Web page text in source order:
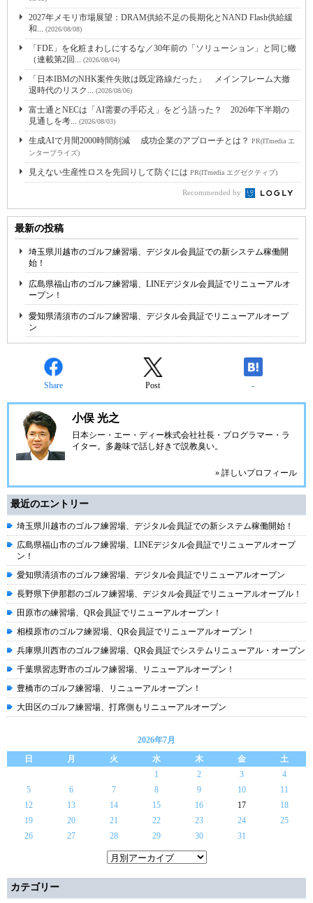
2027年メモリ市場展望：DRAM供給不足の長期化とNAND Flash供給緩
和... (2026/08/08)
「FDE」を化粧まわしにするな／30年前の「ソリューション」と同じ轍
（連載第2回... (2026/08/04)
「日本IBMのNHK案件失敗は既定路線だった」 メインフレーム大撤
退時代のリスク... (2026/08/06)
富士通とNECは「AI需要の手応え」をどう語った？ 2026年下半期の
見通しを考... (2026/08/03)
生成AIで月間2000時間削減 成功企業のアプローチとは？ PR(ITmedia エ
ンタープライズ)
見えない生産性ロスを先回りして防ぐには PR(ITmedia エグゼクティブ)
Recommended by
最新の投稿
埼玉県川越市のゴルフ練習場、デジタル会員証での新システム稼働開
始！
広島県福山市のゴルフ練習場、LINEデジタル会員証でリニューアルオ
ープン！
愛知県清須市のゴルフ練習場、デジタル会員証でリニューアルオープ
ン
Share Post -
小俣 光之
日本シー・エー・ディー株式会社社長・プログラマー・ラ
イター。多趣味で話し好きで説教臭い。
» 詳しいプロフィール
最近のエントリー
埼玉県川越市のゴルフ練習場、デジタル会員証での新システム稼働開始！
広島県福山市のゴルフ練習場、LINEデジタル会員証でリニューアルオープ
ン！
愛知県清須市のゴルフ練習場、デジタル会員証でリニューアルオープン
長野県下伊那郡のゴルフ練習場、デジタル会員証でリニューアルオープル！
田原市の練習場、QR会員証でリニューアルオープン！
相模原市のゴルフ練習場、QR会員証でリニューアルオープン！
兵庫県川西市のゴルフ練習場、QR会員証でシステムリニューアル・オープン
千葉県習志野市のゴルフ練習場、リニューアルオープン！
豊橋市のゴルフ練習場、リニューアルオープン！
大田区のゴルフ練習場、打席側もリニューアルオープン
2026年7月
日
月 火 水 木 金
土
1
2 3
4
5
6 7 8 9 10
11
12
13 14 15 16 17
18
19
20 21 22 23 24
25
26
27 28 29 30 31
カテゴリー